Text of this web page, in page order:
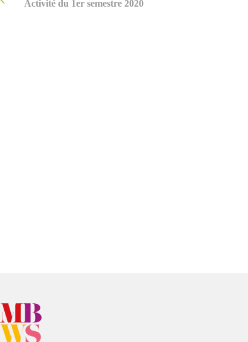
Activité du 1er semestre 2020